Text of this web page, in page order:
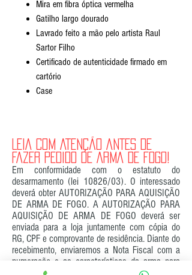
Mira em fibra óptica vermelha
Gatilho largo dourado
Lavrado feito a mão pelo artista Raul
Sartor Filho
Certificado de autenticidade firmado em
cartório
Case
LEIA COM ATENÇÃO ANTES DE
FAZER PEDIDO DE ARMA DE FOGO!
Em conformidade com o estatuto do
desarmamento (lei 10826/03). O interessado
deverá obter AUTORIZAÇÃO PARA AQUISIÇÃO
DE ARMA DE FOGO. A AUTORIZAÇÃO PARA
AQUISIÇÃO DE ARMA DE FOGO deverá ser
enviada para a loja juntamente com cópia do
RG, CPF e comprovante de residência. Diante do
recebimento, enviaremos a Nota Fiscal com a
numeração e as características da arma para